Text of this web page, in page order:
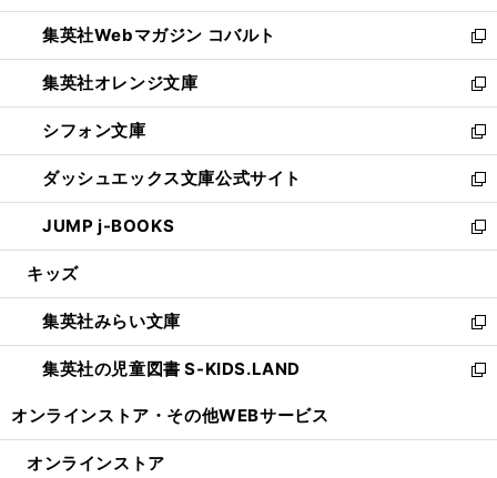
開
く
ウ
で
開
く
ン
ド
ウ
で
開
く
ウ
ィ
ン
ド
ウ
で
開
く
集英社Webマガジン コバルト
新
し
い
ウ
ィ
ン
ド
ウ
で
開
集英社オレンジ文庫
新
し
い
ウ
ィ
ン
ド
ウ
開
く
シフォン文庫
新
し
い
ウ
ィ
ン
ウ
で
開
く
ダッシュエックス文庫公式サイト
新
し
い
ウ
ン
ド
ウ
で
JUMP j-BOOKS
新
し
ウ
ィ
ン
ド
開
キッズ
集英社みらい文庫
新
し
い
ン
集英社の児童図書 S-KIDS.LAND
新
ウ
オンラインストア・ その他WEBサービス
オンラインストア